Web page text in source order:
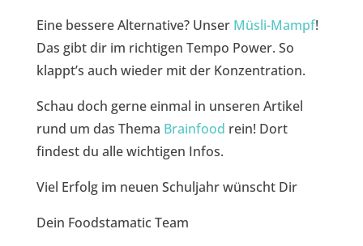
Eine bessere Alternative? Unser Müsli-Mampf!
Das gibt dir im richtigen Tempo Power. So
klappt’s auch wieder mit der Konzentration.
Schau doch gerne einmal in unseren Artikel
rund um das Thema Brainfood rein! Dort
findest du alle wichtigen Infos.
Viel Erfolg im neuen Schuljahr wünscht Dir
Dein Foodstamatic Team